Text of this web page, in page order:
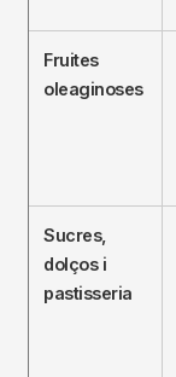
Fruites
oleaginoses
Sucres,
dolços i
pastisseria